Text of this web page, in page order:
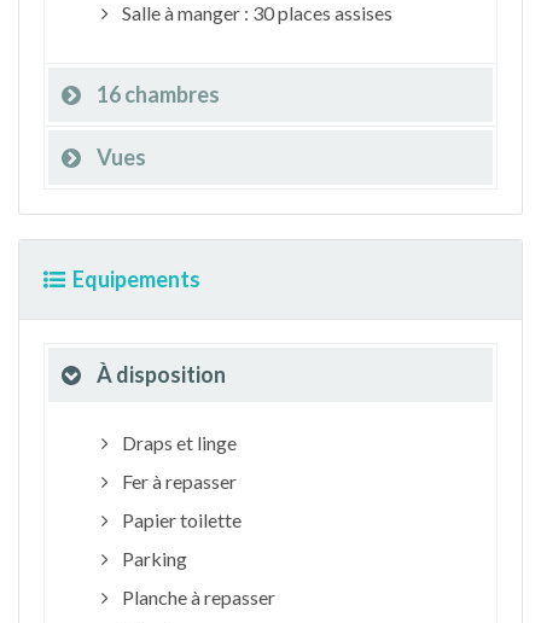
Salle à manger : 30 places assises
16 chambres
Vues
Equipements
À disposition
Draps et linge
Fer à repasser
Papier toilette
Parking
Planche à repasser